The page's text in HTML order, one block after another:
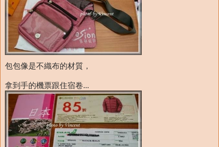
包包像是不織布的材質，
拿到手的機票跟住宿卷...